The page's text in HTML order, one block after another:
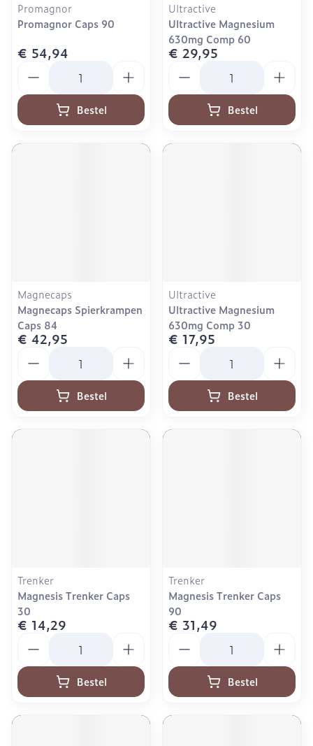
Promagnor
Promagnor Caps 90
€ 54,94
Bestel
Ultractive
Ultractive Magnesium
630mg Comp 60
€ 29,95
Bestel
Magnecaps
Magnecaps Spierkrampen
Caps 84
€ 42,95
Bestel
Ultractive
Ultractive Magnesium
630mg Comp 30
€ 17,95
Bestel
Trenker
Magnesis Trenker Caps
30
€ 14,29
Bestel
Trenker
Magnesis Trenker Caps
90
€ 31,49
Bestel